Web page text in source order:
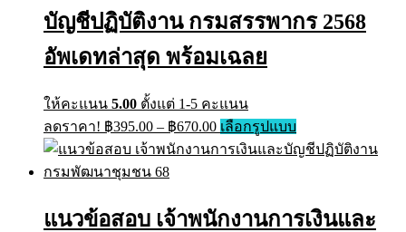
be
chosen
บัญชีปฏิบัติงาน กรมสรรพากร 2568
อัพเดทล่าสุด พร้อมเฉลย
ให้คะแนน 5.00 ตั้งแต่ 1-5 คะแนน
ลดราคา! ฿395.00 – ฿670.00Price
range:
฿395.00
เลือกรูปแบบThis
product
has
options
แนวข้อสอบ เจ้าพนักงานการเงินและ